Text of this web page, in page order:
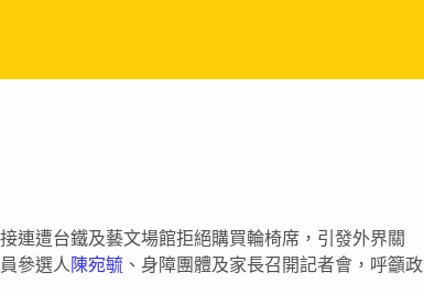
連遭台鐵及藝文場館拒絕購買輪椅席，引發外界關
參選人 陳宛毓 、身障團體及家長召開記者會，呼籲政